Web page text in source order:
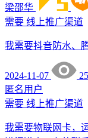
梁邵华
需要 线上推广渠道
我需要抖音防水、
2024-11-07
匿名用户
需要 线上推广渠道
我需要物联网卡，